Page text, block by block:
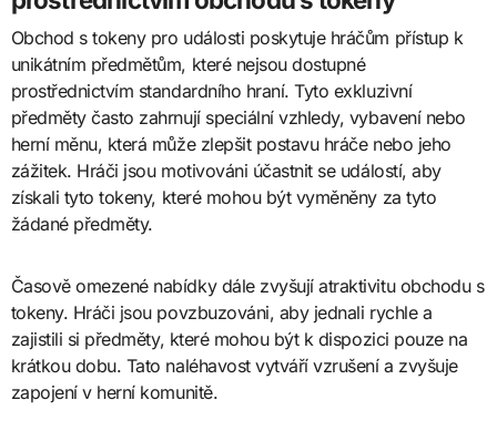
Obchod s tokeny pro události poskytuje hráčům přístup k
unikátním předmětům, které nejsou dostupné
prostřednictvím standardního hraní. Tyto exkluzivní
předměty často zahrnují speciální vzhledy, vybavení nebo
herní měnu, která může zlepšit postavu hráče nebo jeho
zážitek. Hráči jsou motivováni účastnit se událostí, aby
získali tyto tokeny, které mohou být vyměněny za tyto
žádané předměty.
Časově omezené nabídky dále zvyšují atraktivitu obchodu s
tokeny. Hráči jsou povzbuzováni, aby jednali rychle a
zajistili si předměty, které mohou být k dispozici pouze na
krátkou dobu. Tato naléhavost vytváří vzrušení a zvyšuje
zapojení v herní komunitě.